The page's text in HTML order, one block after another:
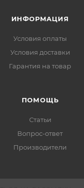
ИНФОРМАЦИЯ
Условия оплаты
Условия доставки
Гарантия на товар
ПОМОЩЬ
Статьи
Вопрос-ответ
Производители